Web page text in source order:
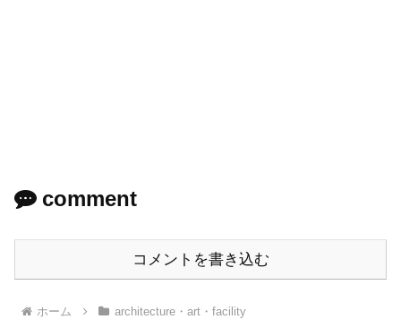
comment
コメントを書き込む
ホーム architecture・art・facility